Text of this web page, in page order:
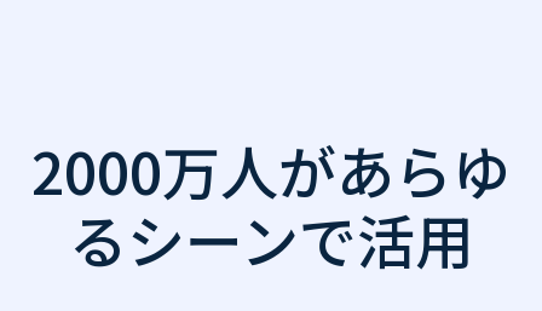
2000万人があらゆ
るシーンで活用